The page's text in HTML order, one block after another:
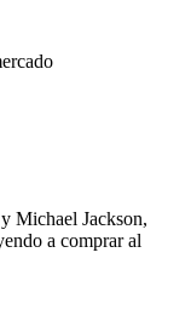
Michael Jackson,
a comprar al